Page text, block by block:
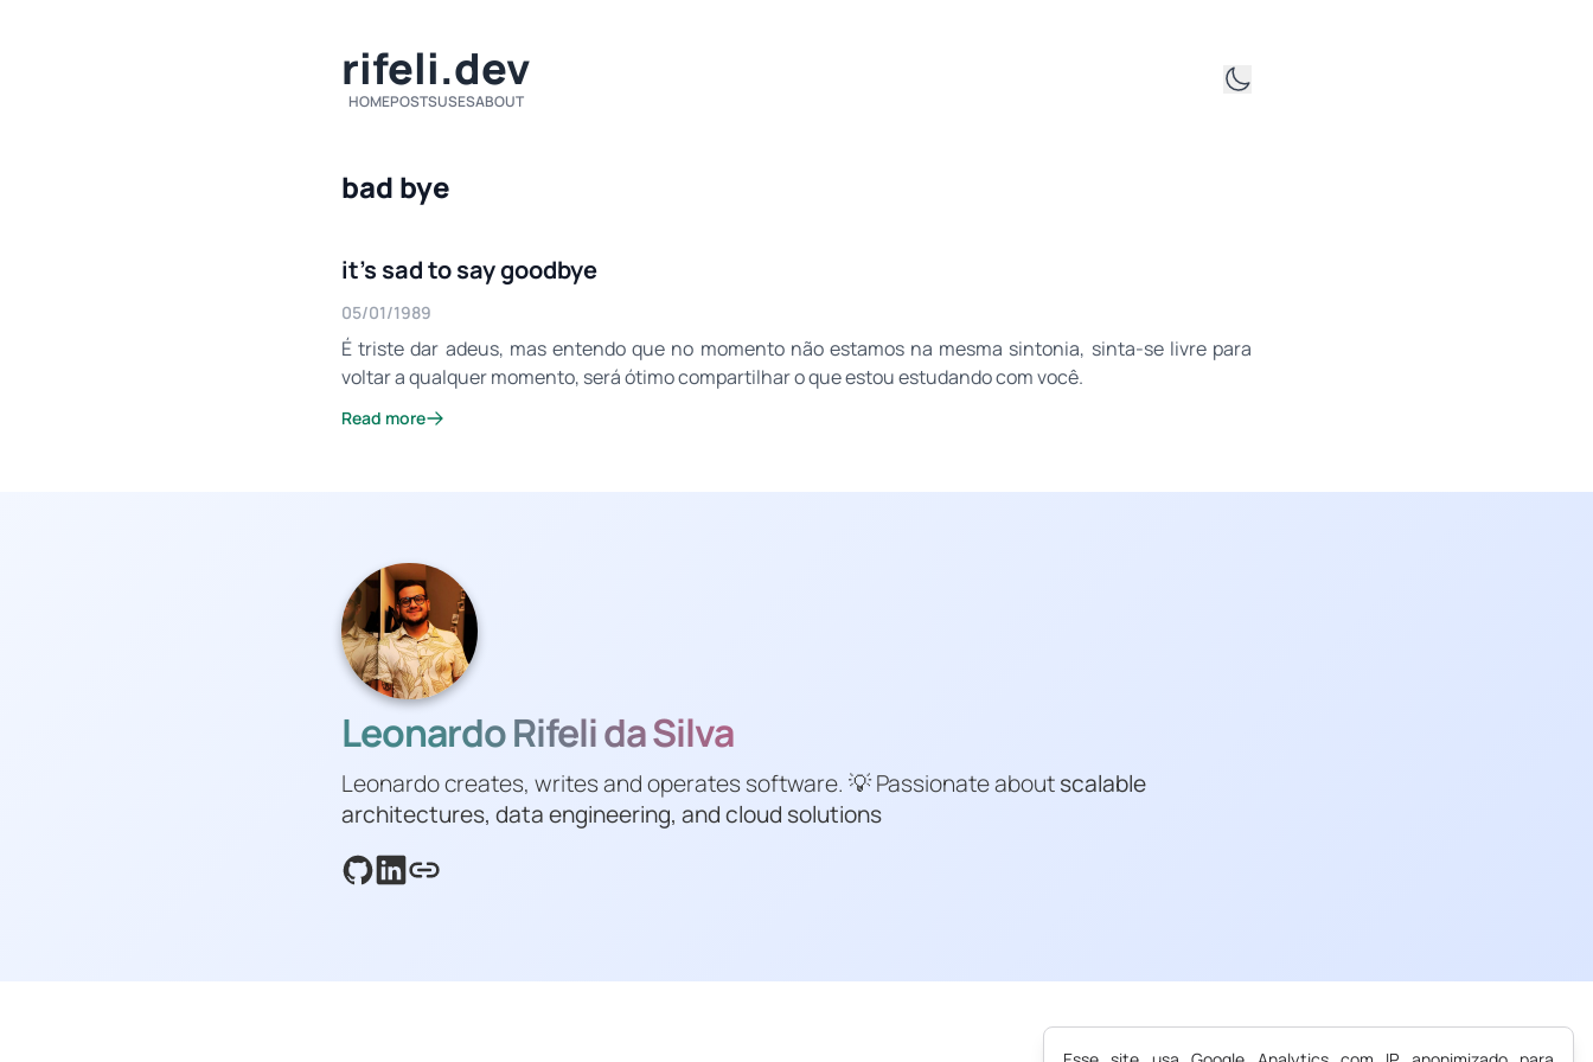
rifeli.dev
HOMEPOSTSUSESABOUT
bad bye
it's sad to say goodbye
05/01/1989
É triste dar adeus, mas entendo que no momento não estamos na mesma sintonia, sinta-se livre para
voltar a qualquer momento, será ótimo compartilhar o que estou estudando com você.
Read more
Leonardo Rifeli da Silva
Leonardo creates, writes and operates software. 💡 Passionate aboutscalable
architectures, data engineering, and cloud solutions